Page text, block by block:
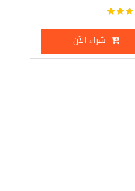
شراء الآن